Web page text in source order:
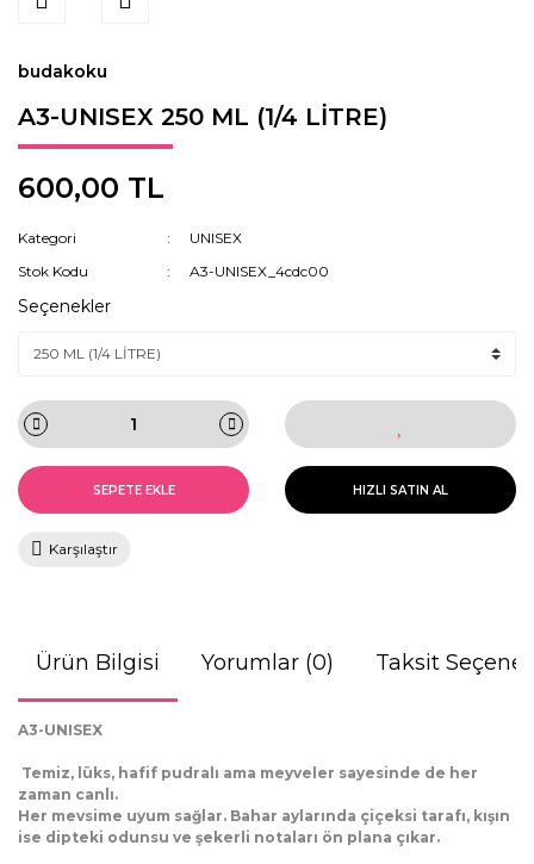
budakoku
A3-UNISEX 250 ML (1/4 LİTRE)
600,00 TL
Kategori
UNISEX
Stok Kodu
A3-UNISEX_4cdc00
Seçenekler
SEPETE EKLE HIZLI SATIN AL
Karşılaştır
Ürün Bilgisi Yorumlar (0) Taksit
A3-UNISEX
Temiz, lüks, hafif pudralı ama meyveler sayesinde de her
zaman canlı.
Her mevsime uyum sağlar. Bahar aylarında çiçeksi tarafı, kışın
ise dipteki odunsu ve şekerli notaları ön plana çıkar.